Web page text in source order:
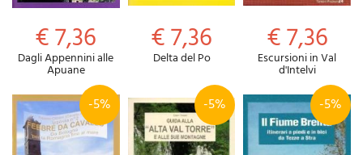
€ 7,36
Dagli Appennini alle
Apuane
€ 7,36
Delta del Po
€ 7,36
Escursioni in Val
d'Intelvi
-5% -5% -5%